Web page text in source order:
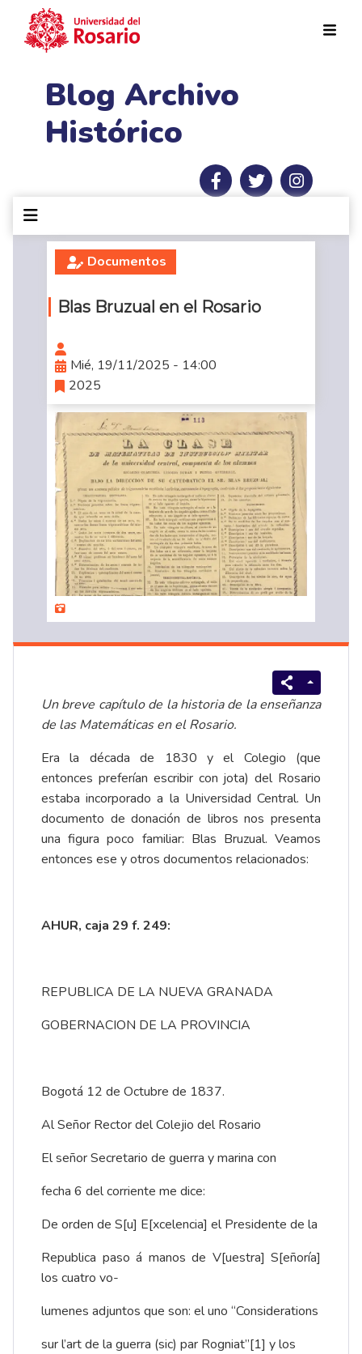
Blog Archivo
Histórico
Documentos
Blas Bruzual en el Rosario
Mié, 19/11/2025 - 14:00
2025
Un breve capítulo de la historia de la enseñanza
de las Matemáticas en el Rosario.
Era la década de 1830 y el Colegio (que
entonces preferían escribir con jota) del Rosario
estaba incorporado a la Universidad Central. Un
documento de donación de libros nos presenta
una figura poco familiar: Blas Bruzual. Veamos
entonces ese y otros documentos relacionados:
AHUR, caja 29 f. 249:
REPUBLICA DE LA NUEVA GRANADA
GOBERNACION DE LA PROVINCIA
Bogotá 12 de Octubre de 1837.
Al Señor Rector del Colejio del Rosario
El señor Secretario de guerra y marina con
fecha 6 del corriente me dice:
De orden de S[u] E[xcelencia] el Presidente de la
Republica paso á manos de V[uestra] S[eñoría]
los cuatro vo-
lumenes adjuntos que son: el uno “Considerations
sur l’art de la guerra (sic) par Rogniat”[1] y los